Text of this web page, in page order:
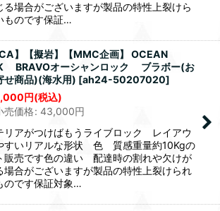
る場合がございますが製品の特性上裂けら
ものです保証…
】【擬岩】【MMC企画】 OCEAN
BRAVOオーシャンロック ブラボー(お
せ商品)(海水用) [ah24-50207020]
円(税込)
売価格: 43,000円
リアがつけばもうライブロック レイアウ
すいリアルな形状 色 質感重量約10Kgの
販売です色の違い 配達時の割れや欠けが
場合がございますが製品の特性上裂けられ
のです保証対象…